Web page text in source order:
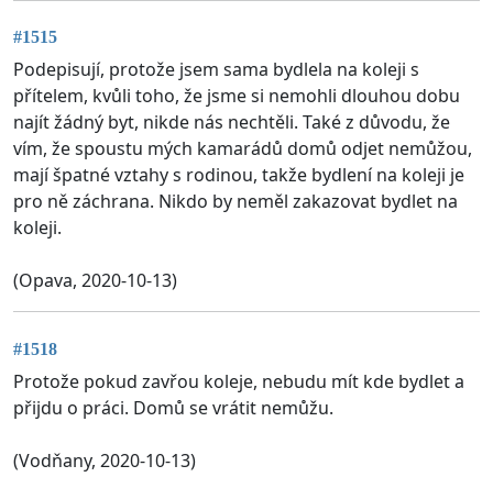
#1515
Podepisují, protože jsem sama bydlela na koleji s
přítelem, kvůli toho, že jsme si nemohli dlouhou dobu
najít žádný byt, nikde nás nechtěli. Také z důvodu, že
vím, že spoustu mých kamarádů domů odjet nemůžou,
mají špatné vztahy s rodinou, takže bydlení na koleji je
pro ně záchrana. Nikdo by neměl zakazovat bydlet na
koleji.
(Opava, 2020-10-13)
#1518
Protože pokud zavřou koleje, nebudu mít kde bydlet a
přijdu o práci. Domů se vrátit nemůžu.
(Vodňany, 2020-10-13)